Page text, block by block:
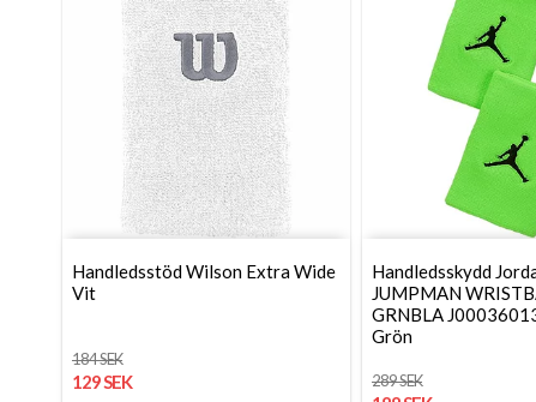
Handledsstöd Wilson Extra Wide
Vit
184 SEK
129 SEK
Handledsskydd
JUMPMAN
GRNBLA
Grön
289 SEK